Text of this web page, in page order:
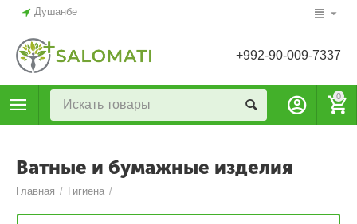
Душанбе
+992-90-009-7337
0
Ватные и бумажные изделия
Главная / Гигиена /